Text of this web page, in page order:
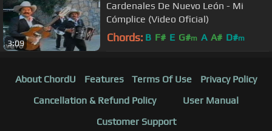
3:09
Cardenales De Nuevo León - Mi
Cómplice (Video Oficial)
Chords: B F# E G#m A A# D#m
About ChordU Features Terms Of Use
Privacy Policy
Cancellation & Refund Policy
User Manual
Customer Support